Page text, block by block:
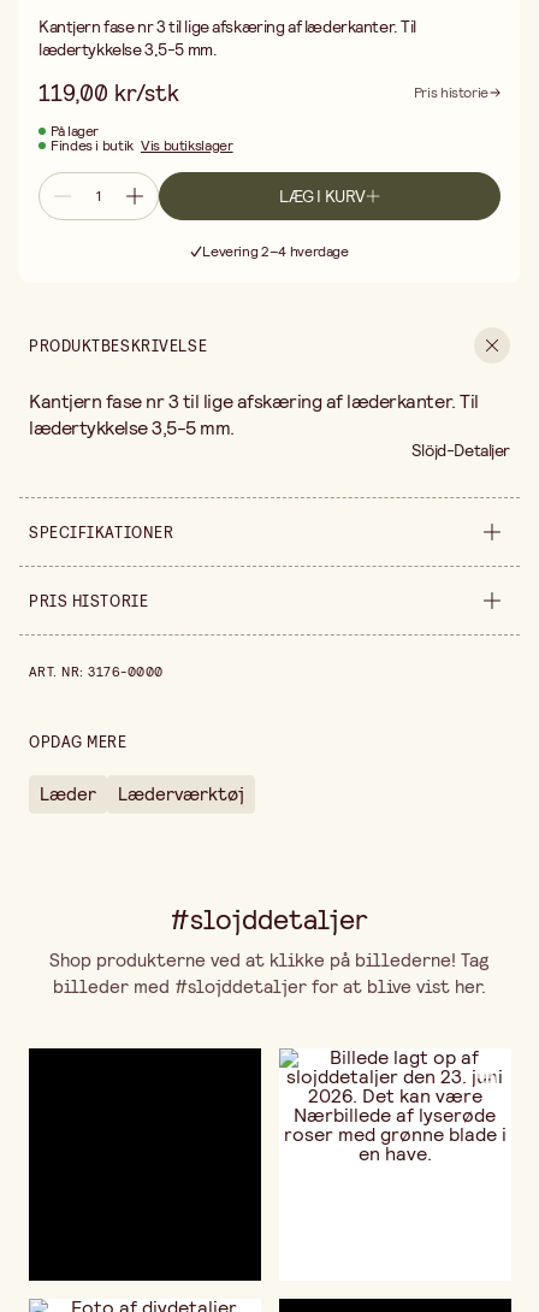
Kantjern fase nr 3 til lige afskæring af læderkanter. Til
lædertykkelse 3,5-5 mm.
119,00 kr/stk
Pris historie
På lager
Findes i butik Vis butikslager
LÆG I KURV
Levering 2–4 hverdage
PRODUKTBESKRIVELSE
Kantjern fase nr 3 til lige afskæring af læderkanter. Til
lædertykkelse 3,5-5 mm.
Slöjd-Detaljer
SPECIFIKATIONER
Sælges ind stykke
PRIS HISTORIE
ART. NR:3176-0000
OPDAG MERE
Læder Læderværktøj
#slojddetaljer
Shop produkterne ved at klikke på billederne! Tag
billeder med #slojddetaljer for at blive vist her.